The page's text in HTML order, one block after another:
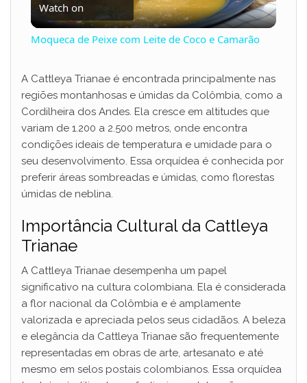
l
y
V
i
d
e
o
Watch on
Moqueca de Peixe com Leite de Coco e Camarão
A Cattleya Trianae é encontrada principalmente nas
regiões montanhosas e úmidas da Colômbia, como a
Cordilheira dos Andes. Ela cresce em altitudes que
variam de 1.200 a 2.500 metros, onde encontra
condições ideais de temperatura e umidade para o
seu desenvolvimento. Essa orquídea é conhecida por
preferir áreas sombreadas e úmidas, como florestas
úmidas de neblina.
Importância Cultural da Cattleya
Trianae
A Cattleya Trianae desempenha um papel
significativo na cultura colombiana. Ela é considerada
a flor nacional da Colômbia e é amplamente
valorizada e apreciada pelos seus cidadãos. A beleza
e elegância da Cattleya Trianae são frequentemente
representadas em obras de arte, artesanato e até
mesmo em selos postais colombianos. Essa orquídea